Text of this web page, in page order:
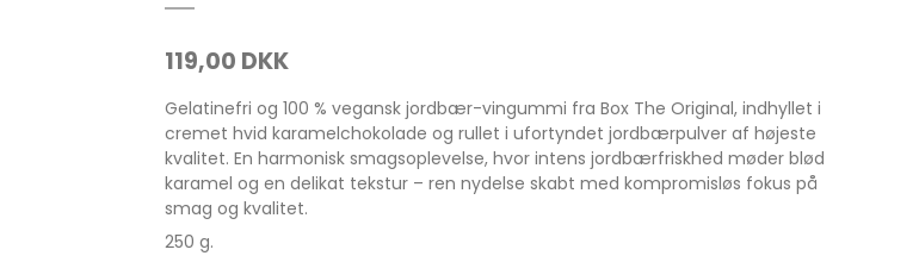
119,00 DKK
Gelatinefri og 100 % vegansk jordbær-vingummi fra Box The Original, indhyllet i
cremet hvid karamelchokolade og rullet i ufortyndet jordbærpulver af højeste
kvalitet. En harmonisk smagsoplevelse, hvor intens jordbærfriskhed møder blød
karamel og en delikat tekstur – ren nydelse skabt med kompromisløs fokus på
smag og kvalitet.
250 g.